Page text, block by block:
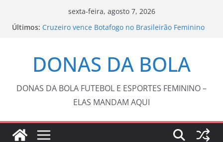
sexta-feira, agosto 7, 2026
Últimos: Cruzeiro vence Botafogo no Brasileirão Feminino
Barça anuncia Kerolin com valor recorde no
futebol feminino brasileiro
volta ao top 200
Fluminense e Vasco abrem oitavas de final da
Copa do Brasil com 0 a 0
DONAS DA BOLA
DONAS DA BOLA FUTEBOL E ESPORTES FEMININO –
ELAS MANDAM AQUI